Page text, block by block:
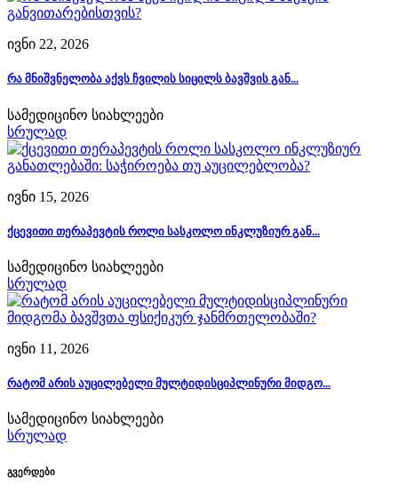
ივნი 22, 2026
რა მნიშვნელობა აქვს ჩვილის სიცილს ბავშვის გან...
სამედიცინო სიახლეები
სრულად
ივნი 15, 2026
ქცევითი თერაპევტის როლი სასკოლო ინკლუზიურ გან...
სამედიცინო სიახლეები
სრულად
ივნი 11, 2026
რატომ არის აუცილებელი მულტიდისციპლინური მიდგო...
სამედიცინო სიახლეები
სრულად
გვერდები